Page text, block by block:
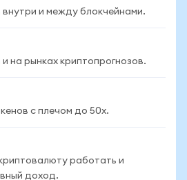
внутри и между блокчейнами.
и на рынках криптопрогнозов.
с плечом до 50x.
работать и
доход.